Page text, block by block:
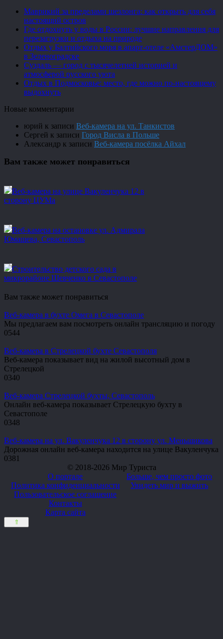
Маврикий за пределами шезлонга: как открыть для себя
настоящий остров
Где отдохнуть у воды в России: лучшие направления для
перезагрузки и отдыха на природе
Отдых у Балтийского моря в апарт-отеле «АмстерДОМ»
в Зеленоградске
Суздаль — город с тысячелетней историей и
атмосферой русского уюта
Отдых в Подмосковье: место, где можно по-настоящему
выдохнуть
Новые комментарии
юрий к записи Веб-камера на ул. Танкистов
Сергей к записи Город Висла в Польше
Александр к записи Веб-камера посёлка Айхал
Вам также может понравиться
Веб-камера на улице Вакуленчука 12 в
сторону ЦУМа
Веб-камера на остановке ул. Адмирала
Юмашева, Севастополь
Строительство детского сада в
микрорайоне Шевченко в Севастополе
Вам также может понравиться
Веб-камера в бухте Омега в Севастополе
Мы предлагаем вам посмотреть онлайн трансляцию и погоду
0544
Веб-камера в Стрелецкой бухте Севастополя
Веб-камера показывает вид на жилой высотный дом в
Стрелецкой
0340
Веб-камера Стрелецкой бухты, Севастополь
Онлайн веб-камера показывает Стрелецкую бухту в
Севастополе
0348
Веб-камера на ул. Вакуленчука 12 в сторону ул. Меньшикова
Дорожная онлайн веб-камера находится на улице Вакуленчука
0381
© 2018-2026 Мир Туриста
О портале
Политика конфиденциальности
Пользовательское соглашение
Контакты
Карта сайта
Больше, чем просто фото
Увидеть мир и выжить